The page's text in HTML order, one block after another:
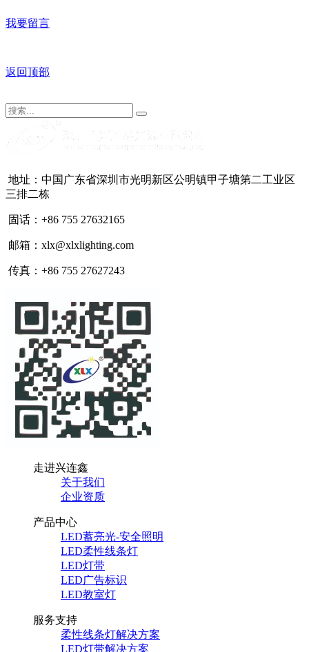
我要留言
返回顶部
地址：中国广东省深圳市光明新区公明镇甲子塘第二工业区
三排二栋
固话：+86 755 27632165
邮箱：xlx@xlxlighting.com
传真：+86 755 27627243
走进兴连鑫
关于我们
企业资质
产品中心
LED蓄亮光-安全照明
LED柔性线条灯
LED灯带
LED广告标识
LED教室灯
服务支持
柔性线条灯解决方案
LED灯带解决方案